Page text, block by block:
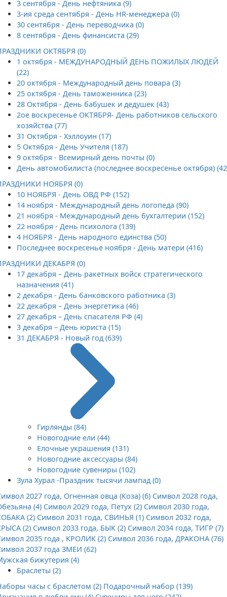
3 сентября - День нефтяника (9)
3-ия среда сентября - День НR-менеджера (0)
30 сентября - День переводчика (0)
8 сентября - День финансиста (29)
ОКТЯБРЯ (0)
1 октября - МЕЖДУНАРОДНЫЙ ДЕНЬ ПОЖИЛЫХ ЛЮДЕЙ
(22)
20 октября - Международный день повара (3)
25 октября - День таможенника (23)
28 Октября - День бабушек и дедушек (43)
2ое воскресенье ОКТЯБРЯ- День работников сельского
хозяйства (77)
31 Октября - Хэллоуин (17)
5 Октября - День Учителя (187)
9 октября - Всемирный день почты (0)
День автомобилиста (последнее воскресенье октября)
НОЯБРЯ (0)
10 НОЯБРЯ - День ОВД РФ (152)
14 ноября - Международный день логопеда (90)
21 ноября - Международный день бухгалтерии (152)
22 ноября - День психолога (139)
4 НОЯБРЯ - День народного единства (50)
Последнее воскресенье ноября - День матери (416)
ДЕКАБРЯ (0)
17 декабря – День ракетных войск стратегического
назначения (41)
2 декабря - День банковского работника (3)
22 декабря – День энергетика (46)
27 декабря – День спасателя РФ (4)
3 декабря – День юриста (15)
31 ДЕКАБРЯ - Новый год (639)
Гирлянды (84)
Новогодние ели (44)
Елочные украшения (131)
Новогодние аксессуары (84)
Новогодние сувениры (102)
Зула Хурал -Праздник тысячи лампад (0)
2027 года, Огненная овца (Коза) (6) Символ 2028 года,
(4) Символ 2029 года, Петух (2) Символ 2030 года,
(2) Символ 2031 года, СВИНЬЯ (1) Символ 2032 года,
(2) Символ 2033 года, БЫК (2) Символ 2034 года, ТИГР (7)
2035 года , КРОЛИК (2) Символ 2036 года, ДРАКОНА (76)
2037 года ЗМЕИ (62)
бижутерия (4)
Браслеты (2)
часы с браслетом (2) Подарочный набор (139)